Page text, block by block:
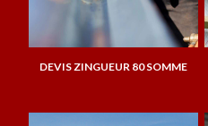
DEVIS ZINGUEUR 80 SOMME